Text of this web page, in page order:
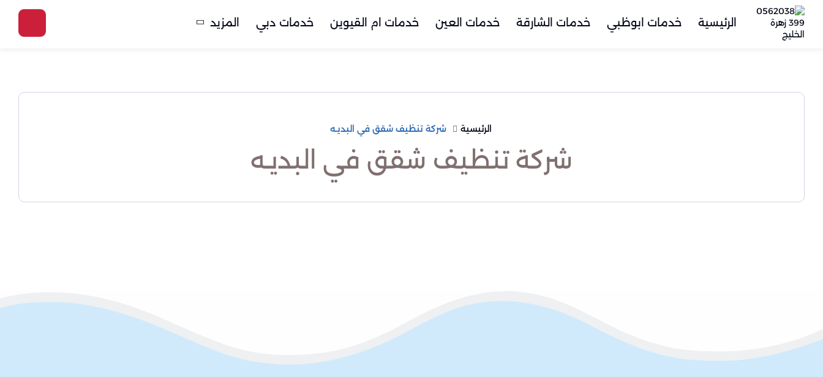
الرئيسية خدمات ابوظبي خدمات الشارقة خدمات العين خدمات ام القيوين خدمات دبي المزيد
الرئيسية شركة تنظيف شقق في البديـه
شركة تنظيف شقق في البديـه